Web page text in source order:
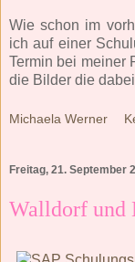
Wie schon im
ich auf einer
Termin bei meiner
die Bilder die
Michaela Werner
Freitag, 21. September
Walldorf und